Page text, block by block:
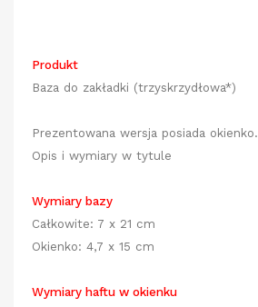
Produkt
Baza do zakładki (trzyskrzydłowa*)
Prezentowana wersja posiada okienko.
Opis i wymiary w tytule
Wymiary bazy
Całkowite: 7 x 21 cm
Okienko: 4,7 x 15 cm
Wymiary haftu w okienku